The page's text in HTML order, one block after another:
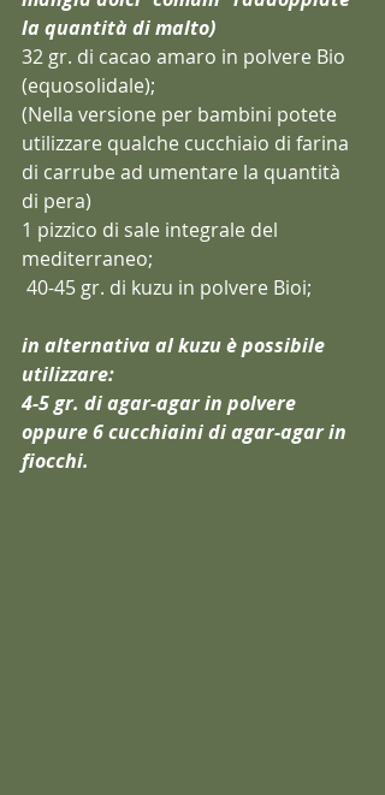
la quantità di malto)
32 gr. di cacao amaro in polvere Bio
(equosolidale);
(Nella versione per bambini potete
utilizzare qualche cucchiaio di farina
di carrube ad umentare la quantità
di pera)
1 pizzico di sale integrale del
mediterraneo;
40-45 gr. di kuzu in polvere Bioi;
in alternativa al kuzu è possibile
utilizzare:
4-5 gr. di agar-agar in polvere
oppure 6 cucchiaini di agar-agar in
fiocchi.